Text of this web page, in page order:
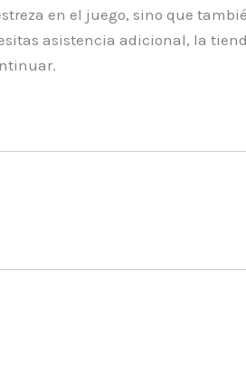
en el juego, sino que
asistencia adicional, la